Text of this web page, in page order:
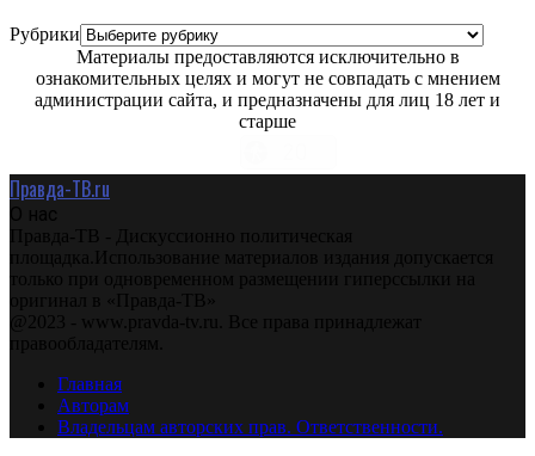
Рубрики
Материалы предоставляются исключительно в
ознакомительных целях и могут не совпадать с мнением
администрации сайта, и предназначены для лиц 18 лет и
старше
Правда-ТВ.ru
О нас
Правда-ТВ - Дискуссионно политическая
площадка.Использование материалов издания допускается
только при одновременном размещении гиперссылки на
оригинал в «Правда-ТВ»
@2023 - www.pravda-tv.ru. Все права принадлежат
правообладателям.
Главная
Авторам
Владельцам авторских прав. Ответственности.